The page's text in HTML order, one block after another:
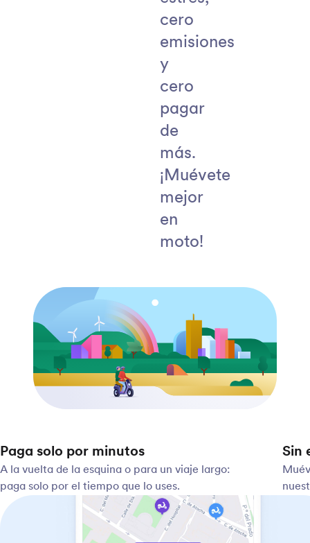
cero
emisiones
y
cero
pagar
de
más.
¡Muévete
mejor
en
moto!
Paga solo por minutos
A la vuelta de la esquina o para un viaje largo:
paga solo por el tiempo que lo uses.
Sin